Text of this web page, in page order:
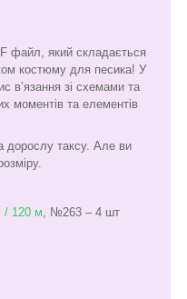
файл, який складається
костюму для песика! У
вʼязання зі схемами та
моментів та елементів
дорослу таксу. Але ви
/ 120 м , №263 – 4 шт